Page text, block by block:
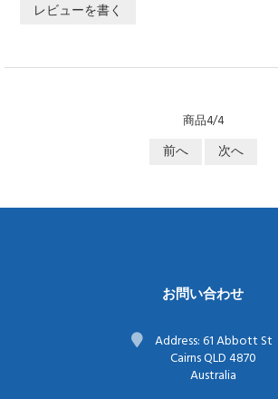
レビューを書く
商品4/4
前へ 次へ
お問い合わせ
Address: 61 Abbott St
Cairns QLD 4870
Australia